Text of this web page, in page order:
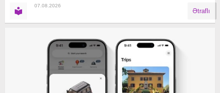
07.08.2026
Ətraflı